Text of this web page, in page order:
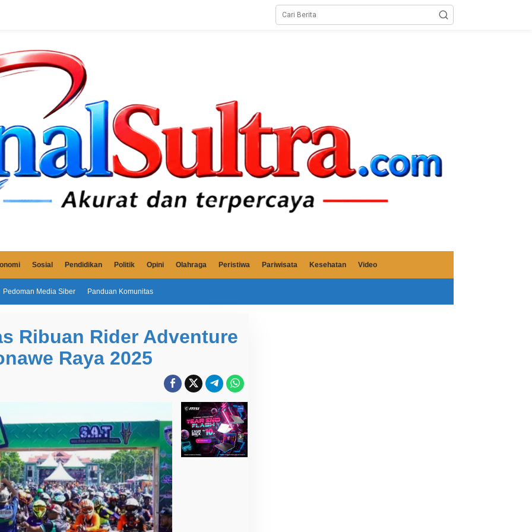
Sosial Pendidikan Politik Opini Olahraga Peristiwa Pariwisata Kesehatan Video
Pedoman Media Siber Panduan Komunitas
Ribuan Rider Adventure
Raya 2025